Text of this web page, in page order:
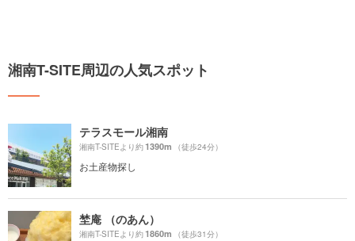
湘南T-SITE周辺の人気スポット
テラスモール湘南
湘南T-SITEより約1390m （徒歩24分）
お土産物探し
埜庵 （のあん）
湘南T-SITEより約1860m （徒歩31分）